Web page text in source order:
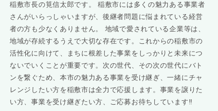
稲敷市長の筧信太郎です。 稲敷市には多くの魅力ある事業者
さんがいらっしゃいますが、後継者問題に悩まれている経営
者の方も少なくありません。 地域で愛されている企業等は、
地域が存続するうえで大切な存在です。これからの稲敷市の
活性化に向けて、まちに根差した事業をしっかりと未来につ
ないでいくことが重要です。次の世代、その次の世代にバト
ンを繋ぐため、本市の魅力ある事業を受け継ぎ、一緒にチャ
レンジしたい方を稲敷市は全力で応援します。事業を譲りた
い方、事業を受け継ぎたい方、ご応募お待ちしています‼